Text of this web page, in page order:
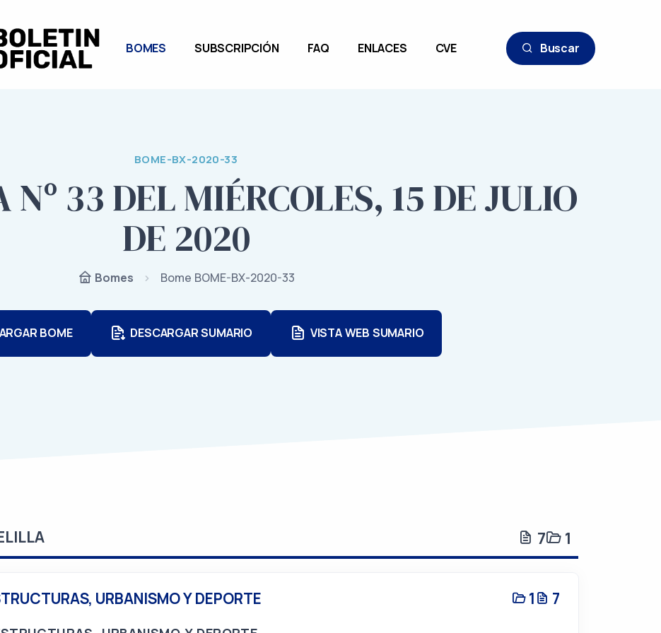
BOMES SUBSCRIPCIÓN FAQ ENLACES CVE Buscar
BOME-BX-2020-33
Nº 33 DEL MIÉRCOLES, 15 DE JULIO
DE 2020
Bomes Bome BOME-BX-2020-33
BOME DESCARGAR SUMARIO VISTA WEB SUMARIO
7 1
URBANISMO Y DEPORTE 1 7